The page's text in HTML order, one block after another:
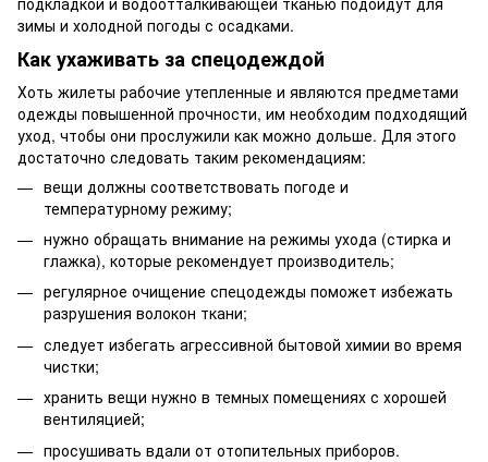
зимы и холодной погоды с осадками.
Как ухаживать за спецодеждой
Хоть жилеты рабочие утепленные и являются предметами
одежды повышенной прочности, им необходим подходящий
уход, чтобы они прослужили как можно дольше. Для этого
достаточно следовать таким рекомендациям:
вещи должны соответствовать погоде и
температурному режиму;
нужно обращать внимание на режимы ухода (стирка и
глажка), которые рекомендует производитель;
регулярное очищение спецодежды поможет избежать
разрушения волокон ткани;
следует избегать агрессивной бытовой химии во время
чистки;
хранить вещи нужно в темных помещениях с хорошей
вентиляцией;
просушивать вдали от отопительных приборов.